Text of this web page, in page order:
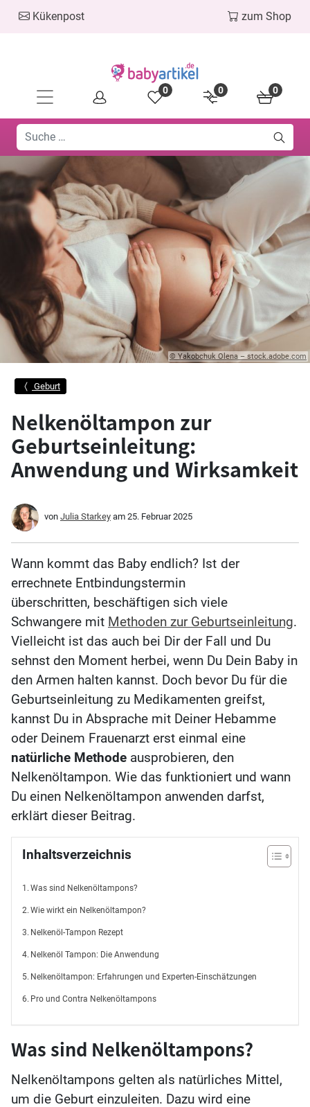
Kükenpost zum Shop
0
0
0
© Yakobchuk Olena – stock.adobe.com
Geburt
Nelkenöltampon zur
Geburtseinleitung:
Anwendung und Wirksamkeit
von Julia Starkey am 25. Februar 2025
Wann kommt das Baby endlich? Ist der
errechnete Entbindungstermin
überschritten, beschäftigen sich viele
Schwangere mit Methoden zur Geburtseinleitung.
Vielleicht ist das auch bei Dir der Fall und Du
sehnst den Moment herbei, wenn Du Dein Baby in
den Armen halten kannst. Doch bevor Du für die
Geburtseinleitung zu Medikamenten greifst,
kannst Du in Absprache mit Deiner Hebamme
oder Deinem Frauenarzt erst einmal eine
natürliche Methode ausprobieren, den
Nelkenöltampon. Wie das funktioniert und wann
Du einen Nelkenöltampon anwenden darfst,
erklärt dieser Beitrag.
Inhaltsverzeichnis
Was sind Nelkenöltampons?
Wie wirkt ein Nelkenöltampon?
Nelkenöl-Tampon Rezept
Nelkenöl Tampon: Die Anwendung
Nelkenöltampon: Erfahrungen und Experten-Einschätzungen
Pro und Contra Nelkenöltampons
Was sind Nelkenöltampons?
Nelkenöltampons gelten als natürliches Mittel,
um die Geburt einzuleiten. Dazu wird eine